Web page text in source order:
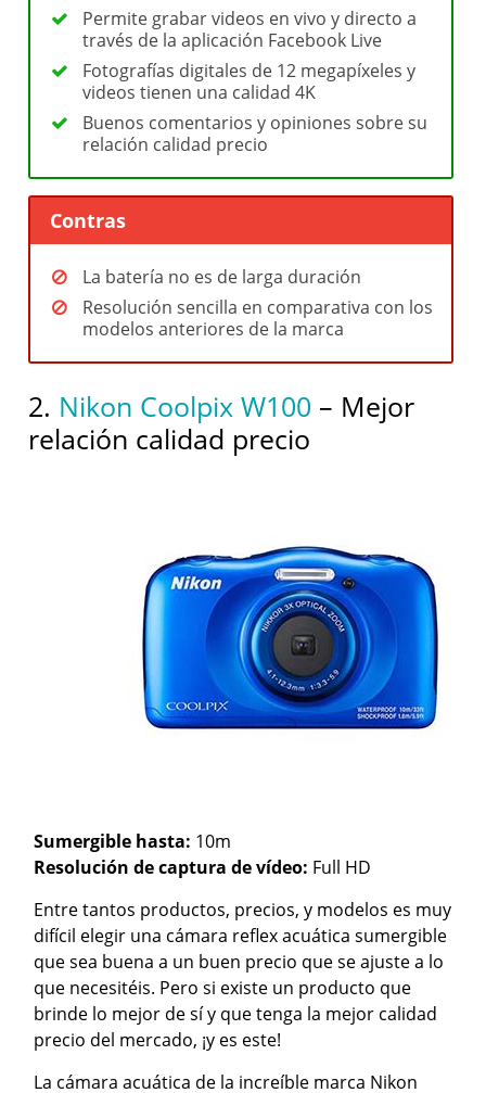
Permite grabar videos en vivo y directo a
través de la aplicación Facebook Live
Fotografías digitales de 12 megapíxeles y
videos tienen una calidad 4K
Buenos comentarios y opiniones sobre su
relación calidad precio
Contras
La batería no es de larga duración
Resolución sencilla en comparativa con los
modelos anteriores de la marca
2. Nikon Coolpix W100 – Mejor
relación calidad precio
Sumergible hasta: 10m
Resolución de captura de vídeo: Full HD
Entre tantos productos, precios, y modelos es muy
difícil elegir una cámara reflex acuática sumergible
que sea buena a un buen precio que se ajuste a lo
que necesitéis. Pero si existe un producto que
brinde lo mejor de sí y que tenga la mejor calidad
precio del mercado, ¡y es este!
La cámara acuática de la increíble marca Nikon